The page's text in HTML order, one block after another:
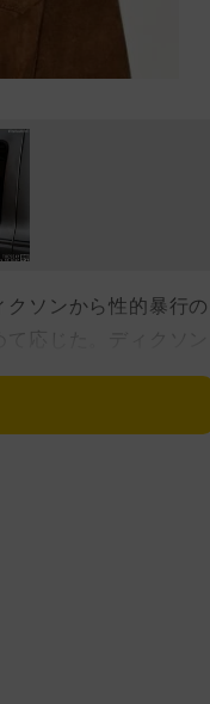
ソンから性的暴行の
訟を起こしており、今